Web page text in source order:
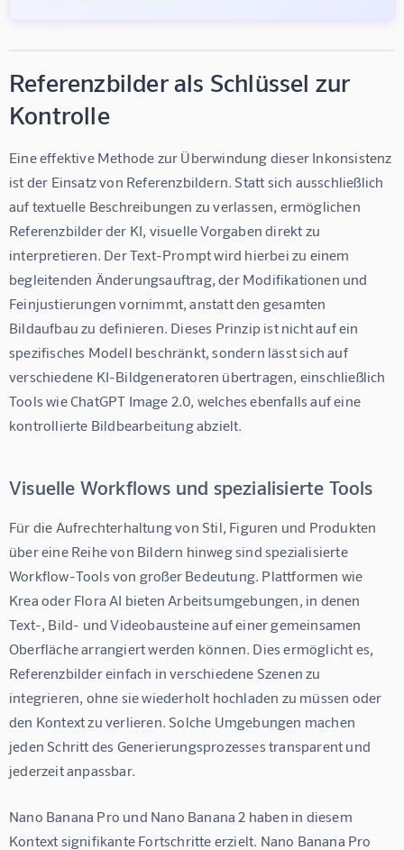
Referenzbilder als Schlüssel zur
Kontrolle
Eine effektive Methode zur Überwindung dieser Inkonsistenz
ist der Einsatz von Referenzbildern. Statt sich ausschließlich
auf textuelle Beschreibungen zu verlassen, ermöglichen
Referenzbilder der KI, visuelle Vorgaben direkt zu
interpretieren. Der Text-Prompt wird hierbei zu einem
begleitenden Änderungsauftrag, der Modifikationen und
Feinjustierungen vornimmt, anstatt den gesamten
Bildaufbau zu definieren. Dieses Prinzip ist nicht auf ein
spezifisches Modell beschränkt, sondern lässt sich auf
verschiedene KI-Bildgeneratoren übertragen, einschließlich
Tools wie ChatGPT Image 2.0, welches ebenfalls auf eine
kontrollierte Bildbearbeitung abzielt.
Visuelle Workflows und spezialisierte Tools
Für die Aufrechterhaltung von Stil, Figuren und Produkten
über eine Reihe von Bildern hinweg sind spezialisierte
Workflow-Tools von großer Bedeutung. Plattformen wie
Krea oder Flora AI bieten Arbeitsumgebungen, in denen
Text-, Bild- und Videobausteine auf einer gemeinsamen
Oberfläche arrangiert werden können. Dies ermöglicht es,
Referenzbilder einfach in verschiedene Szenen zu
integrieren, ohne sie wiederholt hochladen zu müssen oder
den Kontext zu verlieren. Solche Umgebungen machen
jeden Schritt des Generierungsprozesses transparent und
jederzeit anpassbar.
Nano Banana Pro und Nano Banana 2 haben in diesem
Kontext signifikante Fortschritte erzielt. Nano Banana Pro